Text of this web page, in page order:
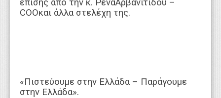
επίσης από την κ. ΡέναΑρβανιτίδου –
CΟOκαι άλλα στελέχη της.
«Πιστεύουμε στην Ελλάδα – Παράγουμε
στην Ελλάδα».